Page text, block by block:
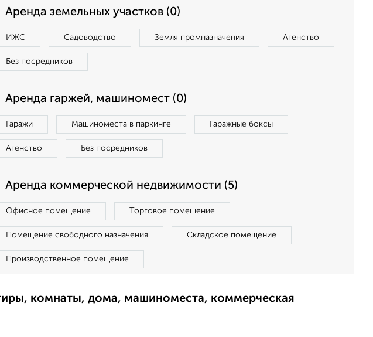
Аренда земельных участков (0)
ИЖС Садоводство Земля промназначения Агенство
Без посредников
Аренда гаржей, машиномест (0)
Гаражи Машиноместа в паркинге Гаражные боксы
Агенство Без посредников
Аренда коммерческой недвижимости (5)
Офисное помещение Торговое помещение
Помещение свободного назначения Складское помещение
Производственное помещение
комнаты, дома, машиноместа, коммерческая